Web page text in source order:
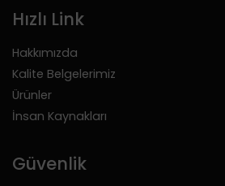
Hızlı Link
Hakkımızda
Kalite Belgelerimiz
Ürünler
İnsan Kaynakları
Güvenlik